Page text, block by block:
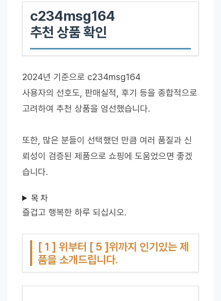
c234msg164
추천 상품 확인
2024년 기준으로 c234msg164
사용자의 선호도, 판매실적, 후기 등을 종합적으로
고려하여 추천 상품을 엄선했습니다.
또한, 많은 분들이 선택했던 만큼 여러 품질과 신
뢰성이 검증된 제품으로 쇼핑에 도움었으면 좋겠
습니다.
목 차
즐겁고 행복한 하루 되십시오.
[ 1 ] 위부터 [ 5 ]위까지 인기있는 제
품을 소개드립니다.